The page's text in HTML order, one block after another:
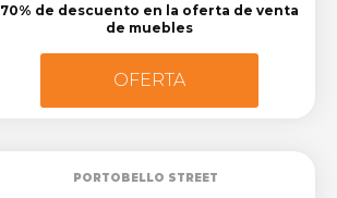
70% de descuento en la oferta de venta
de muebles
OFERTA
PORTOBELLO STREET